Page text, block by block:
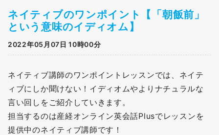
ネイティブのワンポイント【「朝飯前」
という意味のイディオム】
2022年05月07日 10時00分
ネイティブ講師のワンポイントレッスンでは、ネイテ
ィブにしか聞けない！イディオムやよりナチュラルな
言い回しをご紹介していきます。
担当するのは産経オンライン英会話Plusでレッスンを
提供中のネイティブ講師です！